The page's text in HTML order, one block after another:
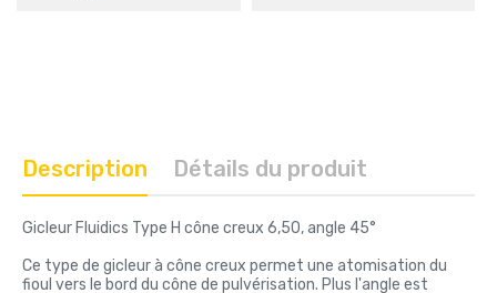
Description Détails du produit
Gicleur Fluidics Type H cône creux 6,50, angle 45°
Ce type de gicleur à cône creux permet une atomisation du
fioul vers le bord du cône de pulvérisation. Plus l'angle est